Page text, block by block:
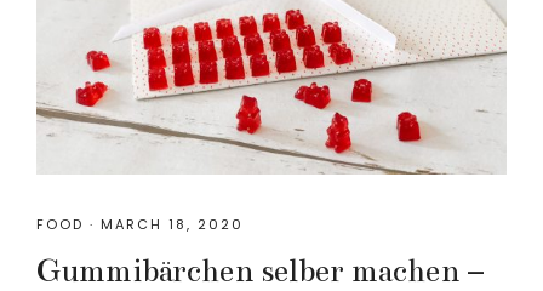
FOOD · MARCH 18, 2020
Gummibärchen selber machen –